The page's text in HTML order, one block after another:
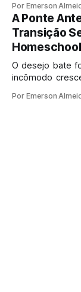
Por Emerson
A Ponte
Transição
O desejo bate
incômodo
gera uma
Por Emerson